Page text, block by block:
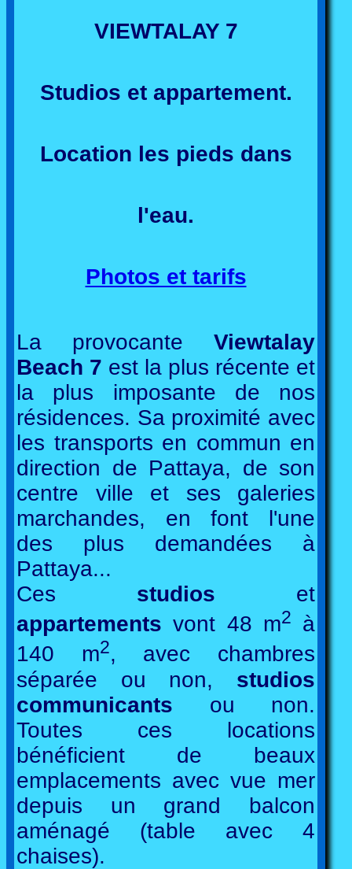
VIEWTALAY 7
Studios et appartement.
Location les pieds dans
l'eau.
Photos et tarifs
La provocante Viewtalay
Beach 7 est la plus récente et
la plus imposante de nos
résidences. Sa proximité avec
les transports en commun en
direction de Pattaya, de son
centre ville et ses galeries
marchandes, en font l'une
des plus demandées à
Pattaya...
Ces studios et
appartements vont 48 m2
à
140 m2, avec chambres
séparée ou non, studios
communicants ou non.
Toutes ces locations
bénéficient de beaux
emplacements avec vue mer
depuis un grand balcon
aménagé (table avec 4
chaises).